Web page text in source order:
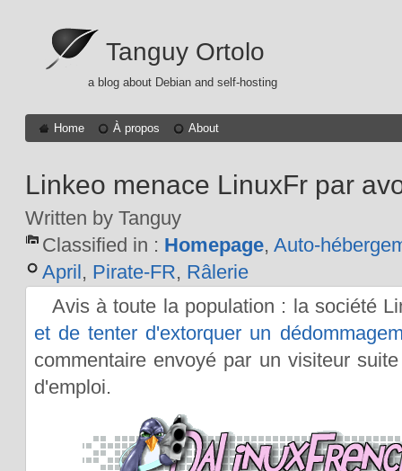
Tanguy Ortolo
a blog about Debian and self-hosting
Home À propos About
Linkeo menace LinuxFr par
Written by Tanguy
Classified in : Homepage, Auto-
April, Pirate-FR, Râlerie
Avis à toute la population : la société
et de tenter d'extorquer un
commentaire envoyé par un visiteur
d'emploi.